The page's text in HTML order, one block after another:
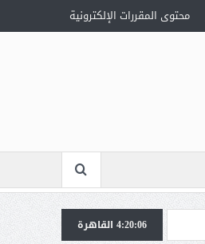
محتوى المقررات الإلكترونية
4:20:06 القاهرة